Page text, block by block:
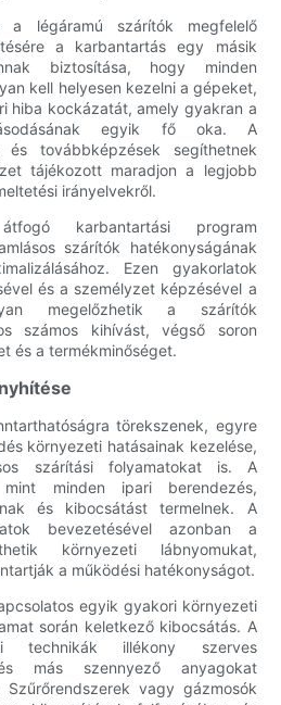
a légáramú szárítók megfelelő
a karbantartás egy másik
biztosítása, hogy minden
kell helyesen kezelni a gépeket,
hiba kockázatát, amely gyakran a
egyik fő oka. A
és továbbképzések segíthetnek
tájékozott maradjon a legjobb
irányelvekről.
karbantartási program
szárítók hatékonyságának
Ezen gyakorlatok
és a személyzet képzésével a
megelőzhetik a szárítók
számos kihívást, végső soron
és a termékminőséget.
törekszenek, egyre
környezeti hatásainak kezelése,
szárítási folyamatokat is. A
mint minden ipari berendezés,
és kibocsátást termelnek. A
bevezetésével azonban a
környezeti lábnyomukat,
a működési hatékonyságot.
egyik gyakori környezeti
során keletkező kibocsátás. A
technikák illékony szerves
más szennyező anyagokat
vagy gázmosók